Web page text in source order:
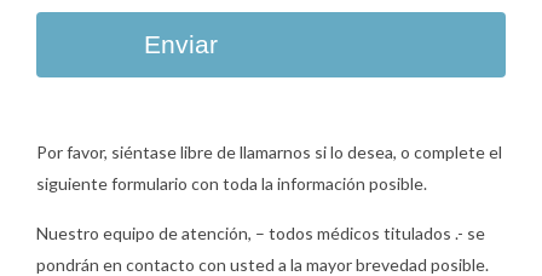
Enviar
Por favor, siéntase libre de llamarnos si lo desea, o complete el
siguiente formulario con toda la información posible.
Nuestro equipo de atención, – todos médicos titulados .- se
pondrán en contacto con usted a la mayor brevedad posible.